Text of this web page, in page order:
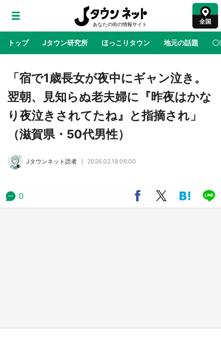
全国
トップ Jタウン研究所 ほっこりタウン 地元の話題 〇
地域×二次元 絶景 あの時はありがとう 物語がはじ
アニメ『はたらく細胞』と神奈川県の3度目コ
ラボ 作品の世界観通じて「小児がん」学べる
【8／10～31※平日限定】
太郎グッズ買える 銀座・博品館TOY PARKへ
ラプラス・ダークネスが栃木県を征服！？ 県
公式プロモ動画で「聖地」が生産されてます
「宿で1歳長女が夜中にギャン泣き。
翌朝、見知らぬ老夫婦に『昨夜はかな
り夜泣きされてたね』と指摘され」
（滋賀県・50代男性）
Jタウンネット読者 2026.02.18 06:00
0